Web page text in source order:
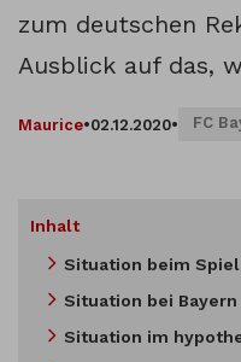
zum deutschen
Ausblick auf das,
Maurice•02.12.2020• FC
Inhalt
Situation beim
Situation bei Bayern
Situation im